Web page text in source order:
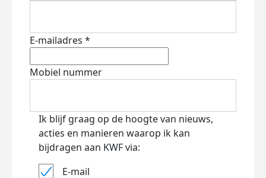
E-mailadres *
Mobiel nummer
Ik blijf graag op de hoogte van nieuws,
acties en manieren waarop ik kan
bijdragen aan KWF via:
E-mail